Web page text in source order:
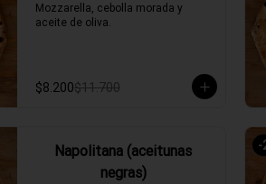
Mozzarella, cebolla morada y
aceite de oliva.
$8.200$11.700
Napolitana (aceitunas
negras)
-